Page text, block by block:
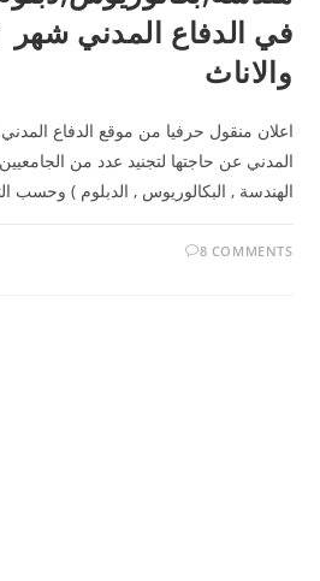
والاناث
اعلان منقول حرفيا من موقع الدفاع المدني
المدني عن حاجتها لتجنيد عدد من
الهندسة , البكالوريوس , الدبلوم )
8 COMMENTS